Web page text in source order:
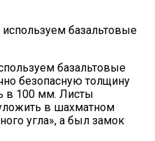
базальтовые
безопасную толщину
в 100 мм. Листы
в шахматном
угла», а был замок